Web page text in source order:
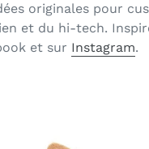
originales pour
et du hi-tech.
et sur Instagram.